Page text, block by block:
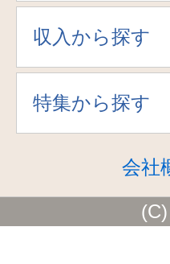
収入から探す
特集から探す
会社